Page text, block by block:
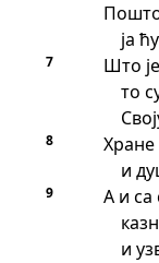
ја
7
Што
то
8
Хране
и
9
А и
и